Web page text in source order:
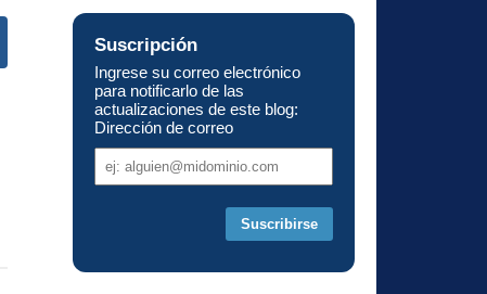
Suscripción
Ingrese su correo electrónico
para notificarlo de las
actualizaciones de este blog:
Dirección de correo
de